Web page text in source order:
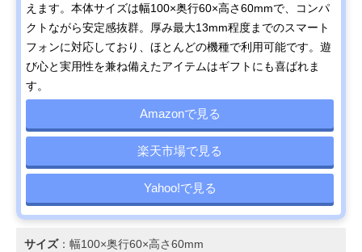
えます。本体サイズは幅100×奥行60×高さ60mmで、コンパ
クトながら安定感抜群。厚み最大13mm程度までのスマート
フォンに対応しており、ほとんどの機種で利用可能です。遊
び心と実用性を兼ね備えたアイテムはギフトにも喜ばれま
す。
Amazonで見る
楽天市場で見る
Yahoo!で見る
サイズ：幅100×奥行60×高さ60mm